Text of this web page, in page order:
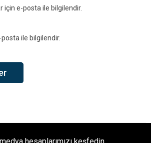
için e-posta ile bilgilendir.
ile bilgilendir.
hesaplarımızı keşfedin